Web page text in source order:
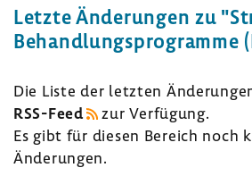
Letzte Ände­rungen zu
Behand­lungs­pro­gramme
Die Liste der letzten
RSS-​Feed
zur Verfü­gung.
Es gibt für diesen Bereich noch
Ände­rungen.